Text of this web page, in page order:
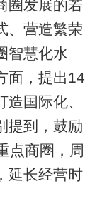
圈发展的若
、营造繁荣
智慧化水
面，提出14
国际化、
提到，鼓励
点商圈，周
延长经营时